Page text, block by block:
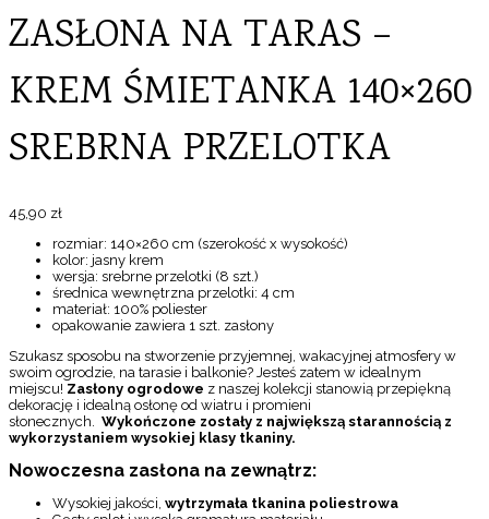
ZASŁONA NA TARAS –
KREM ŚMIETANKA 140×260
SREBRNA PRZELOTKA
45,90 zł
rozmiar: 140×260 cm (szerokość x wysokość)
kolor: jasny krem
wersja: srebrne przelotki (8 szt.)
średnica wewnętrzna przelotki: 4 cm
materiał: 100% poliester
opakowanie zawiera 1 szt. zasłony
Szukasz sposobu na stworzenie przyjemnej, wakacyjnej atmosfery w
swoim ogrodzie, na tarasie i balkonie? Jesteś zatem w idealnym
miejscu! Zasłony ogrodowe z naszej kolekcji stanowią przepiękną
dekorację i idealną osłonę od wiatru i promieni
słonecznych. Wykończone zostały z największą starannością z
wykorzystaniem wysokiej klasy tkaniny.
Nowoczesna zasłona na zewnątrz:
Wysokiej jakości, wytrzymała tkanina poliestrowa